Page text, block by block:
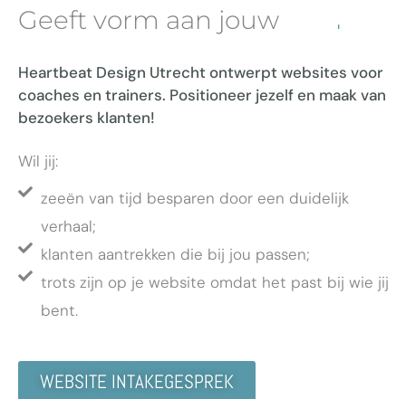
Geeft vorm aan jouw merk
talent
merk
Heartbeat Design Utrecht ontwerpt websites voor
coaches en trainers. Positioneer jezelf en maak van
bezoekers klanten!
Wil jij:
zeeën van tijd besparen door een duidelijk
verhaal;
klanten aantrekken die bij jou passen;
trots zijn op je website omdat het past bij wie jij
bent.
WEBSITE INTAKEGESPREK